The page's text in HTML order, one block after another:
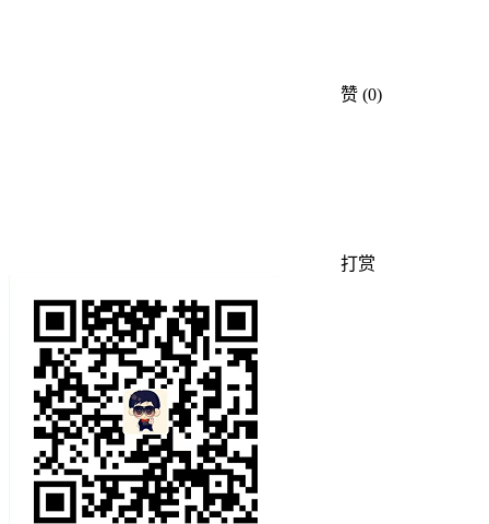
赞 (0)
打赏